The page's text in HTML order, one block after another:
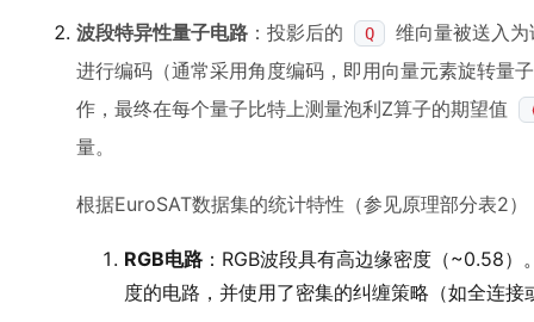
波段特异性量子电路 ：投影后的 Q
维向量被送入
进行编码（通常采用角度编码，即用向量元素旋转量
作，最终在每个量子比特上测量泡利Z算子的期望值
量。
根据EuroSAT数据集的统计特性（参见原理部分表2
RGB电路 ：RGB波段具有高边缘密度（~0.58
度的电路，并使用了密集的纠缠策略（如全连